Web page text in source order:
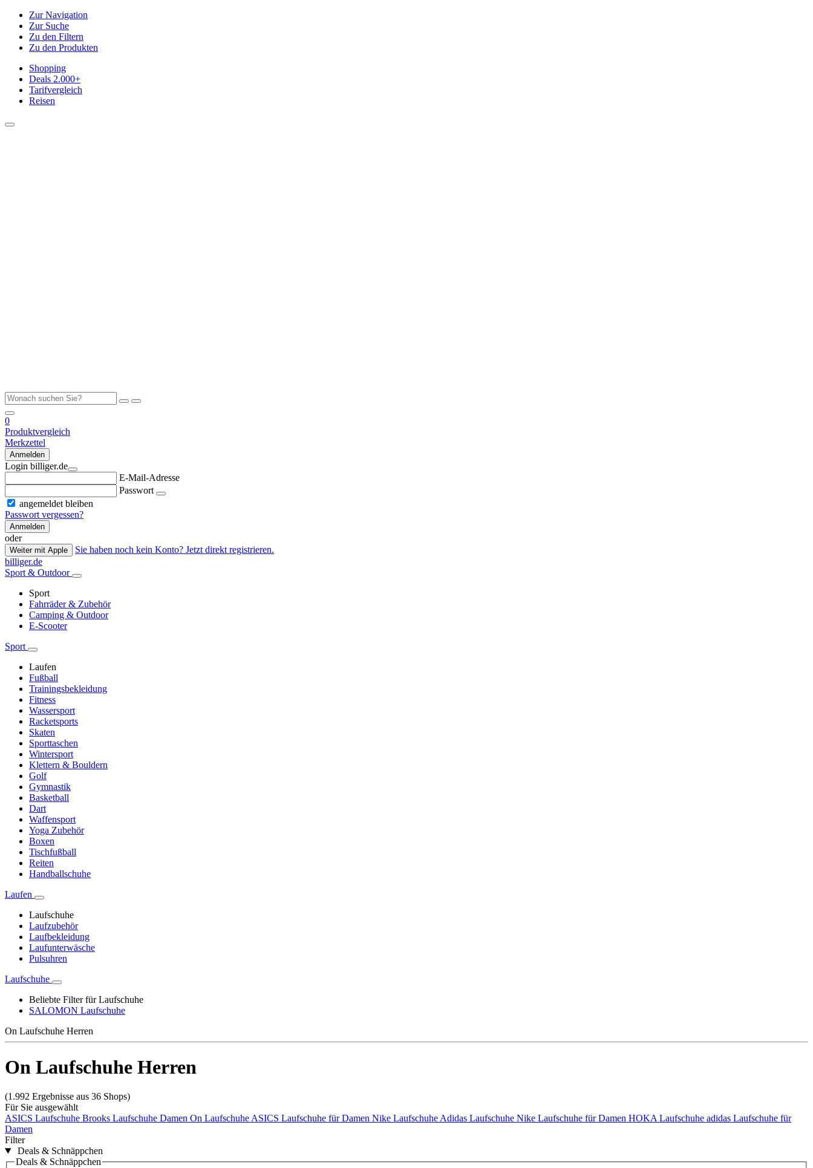
Zur Navigation
Zur Suche
Zu den Filtern
Zu den Produkten
Shopping
Deals 2.000+
Tarifvergleich
Reisen
0
Produktvergleich
Merkzettel
Anmelden
Login billiger.de
E-Mail-Adresse
Passwort
angemeldet bleiben
Passwort vergessen?
Anmelden
oder
Weiter mit Apple
Sie haben noch kein Konto? Jetzt direkt registrieren.
billiger.de
Sport & Outdoor
Sport
Fahrräder & Zubehör
Camping & Outdoor
E-Scooter
Sport
Laufen
Fußball
Trainingsbekleidung
Fitness
Wassersport
Racketsports
Skaten
Sporttaschen
Wintersport
Klettern & Bouldern
Golf
Gymnastik
Basketball
Dart
Waffensport
Yoga Zubehör
Boxen
Tischfußball
Reiten
Handballschuhe
Laufen
Laufschuhe
Laufzubehör
Laufbekleidung
Laufunterwäsche
Pulsuhren
Laufschuhe
Beliebte Filter für Laufschuhe
SALOMON Laufschuhe
On Laufschuhe Herren
On Laufschuhe Herren
(1.992 Ergebnisse aus 36 Shops)
Für Sie ausgewählt
ASICS Laufschuhe Brooks Laufschuhe Damen On Laufschuhe ASICS Laufschuhe für Damen Nike Laufschuhe Adidas Laufschuhe Nike Laufschuhe für Damen HOKA Laufschuhe adidas Laufschuhe für
Damen
Filter
Deals & Schnäppchen
Deals & Schnäppchen